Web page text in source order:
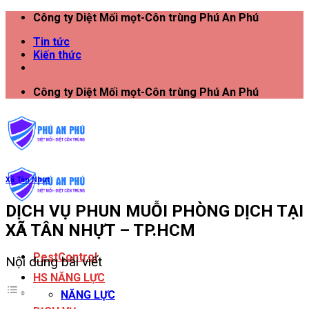
Công ty Diệt Mối mọt-Côn trùng Phú An Phú
Tin tức
Kiến thức
Công ty Diệt Mối mọt-Côn trùng Phú An Phú
PestControl
HS NĂNG LỰC
NĂNG LỰC
Xã Tân Nhựt
DỊCH VỤ PHUN MUỖI PHÒNG DỊCH TẠI
XÃ TÂN NHỰT – TP.HCM
Nội dung bài viết